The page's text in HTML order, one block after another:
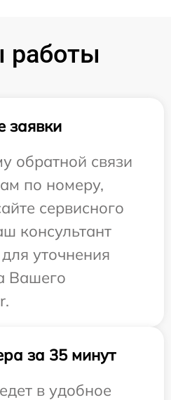
работы
заявки
обратной связи
по номеру,
сервисного
консультант
уточнения
Вашего
за 35 минут
в удобное